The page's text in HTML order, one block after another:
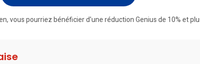
vous pourriez bénéficier d'une réduction Genius de 10% et